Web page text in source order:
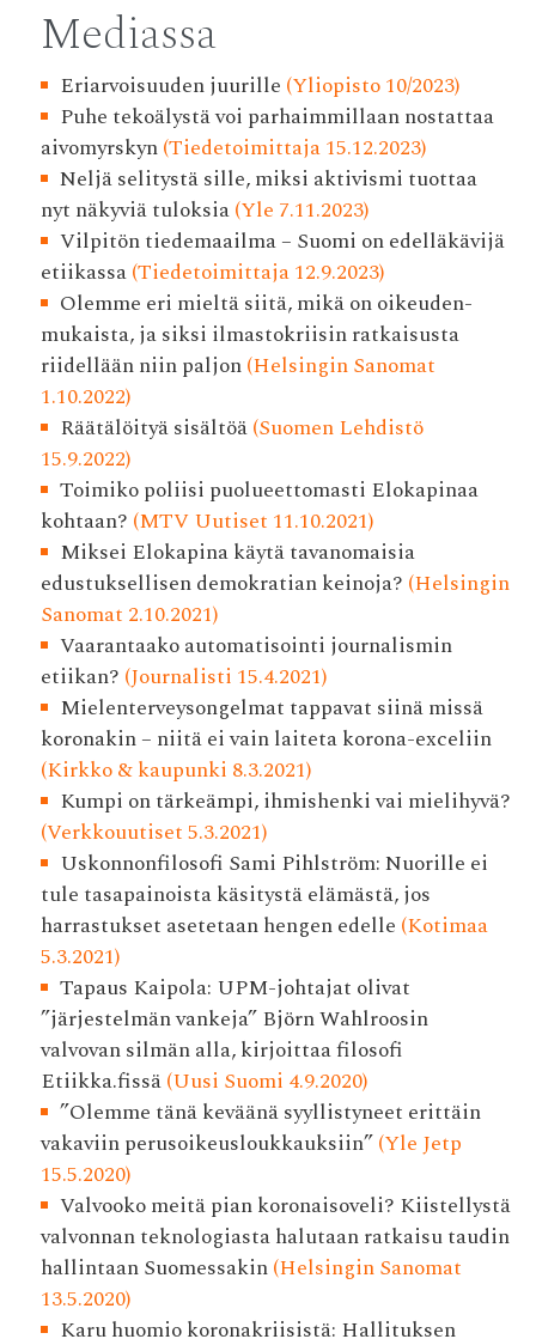
Mediassa
Eriarvoisuuden juurille (Yliopisto 10/2023)
Puhe tekoälystä voi parhaimmillaan nostattaa
aivomyrskyn(Tiedetoimittaja 15.12.2023)
Neljä selitystä sille, miksi aktivismi tuottaa
nyt näkyviä tuloksia(Yle 7.11.2023)
Vilpitön tiedemaailma – Suomi on edelläkävijä
etiikassa(Tiedetoimittaja 12.9.2023)
Olemme eri mieltä siitä, mikä on oikeuden­
mukaista, ja siksi ilmasto­kriisin ratkaisusta
riidellään niin paljon(Helsingin Sanomat
1.10.2022)
Räätälöityä sisältöä(Suomen Lehdistö
15.9.2022)
Toimiko poliisi puolueettomasti Elokapinaa
kohtaan? (MTV Uutiset 11.10.2021)
Miksei Elokapina käytä tavanomaisia
edustuksellisen demokratian keinoja? (Helsingin
Sanomat 2.10.2021)
Vaarantaako automatisointi journalismin
etiikan? (Journalisti 15.4.2021)
Mielenterveysongelmat tappavat siinä missä
koronakin – niitä ei vain laiteta korona-exceliin
(Kirkko & kaupunki 8.3.2021)
Kumpi on tärkeämpi, ihmishenki vai mielihyvä?
(Verkkouutiset 5.3.2021)
Uskonnonfilosofi Sami Pihlström: Nuorille ei
tule tasapainoista käsitystä elämästä, jos
harrastukset asetetaan hengen edelle (Kotimaa
5.3.2021)
Tapaus Kaipola: UPM-johtajat olivat
”järjestelmän vankeja” Björn Wahlroosin
valvovan silmän alla, kirjoittaa filosofi
Etiikka.fissä(Uusi Suomi 4.9.2020)
”Olemme tänä keväänä syyllistyneet erittäin
vakaviin perusoikeusloukkauksiin”(Yle Jetp
15.5.2020)
Valvooko meitä pian korona­isoveli? Kiistellystä
valvonnan teknologiasta halutaan ratkaisu taudin
hallintaan Suomessakin(Helsingin Sanomat
13.5.2020)
Karu huomio koronakriisistä: Hallituksen